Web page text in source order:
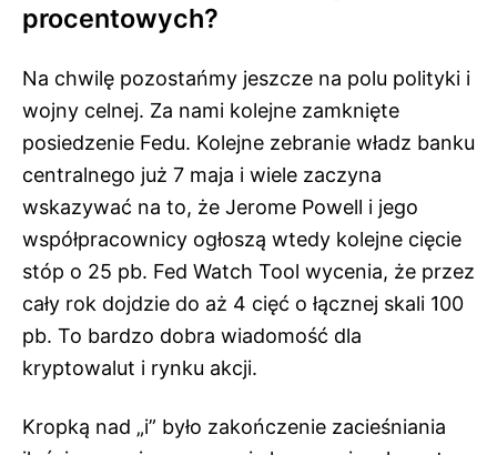
procentowych?
Na chwilę pozostańmy jeszcze na polu polityki i
wojny celnej. Za nami kolejne zamknięte
posiedzenie Fedu. Kolejne zebranie władz banku
centralnego już 7 maja i wiele zaczyna
wskazywać na to, że Jerome Powell i jego
współpracownicy ogłoszą wtedy kolejne cięcie
stóp o 25 pb. Fed Watch Tool wycenia, że przez
cały rok dojdzie do aż 4 cięć o łącznej skali 100
pb. To bardzo dobra wiadomość dla
kryptowalut i rynku akcji.
Kropką nad „i” było zakończenie zacieśniania